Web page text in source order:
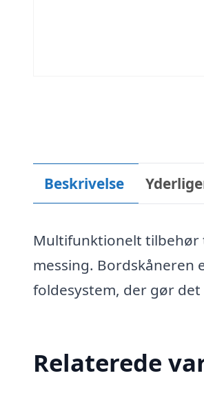
Beskrivelse
Multifunktionelt tilbehør
messing. Bordskåneren
foldesystem, der gør
Relaterede